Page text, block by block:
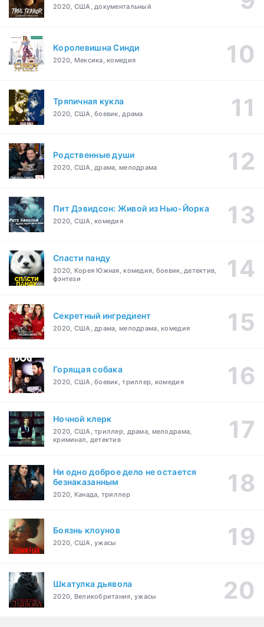
2020, США, документальный
Королевишна Синди
2020, Мексика, комедия
Тряпичная кукла
2020, США, боевик, драма
Родственные души
2020, США, драма, мелодрама
Пит Дэвидсон: Живой из Нью-Йорка
2020, США, комедия
Спасти панду
2020, Корея Южная, комедия, боевик, детектив,
фэнтези
Секретный ингредиент
2020, США, драма, мелодрама, комедия
Горящая собака
2020, США, боевик, триллер, комедия
Ночной клерк
2020, США, триллер, драма, мелодрама,
криминал, детектив
Ни одно доброе дело не остается
безнаказанным
2020, Канада, триллер
Боязнь клоунов
2020, США, ужасы
Шкатулка дьявола
2020, Великобритания, ужасы